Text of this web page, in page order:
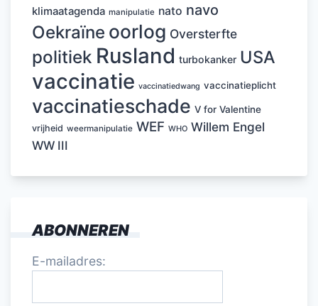
klimaatagenda manipulatie nato navo
Oekraïne oorlog Oversterfte
politiek Rusland turbokanker USA
vaccinatie vaccinatiedwang vaccinatieplicht
vaccinatieschade V for Valentine
vrijheid weermanipulatie WEF WHO Willem Engel
WW III
ABONNEREN
E-mailadres: